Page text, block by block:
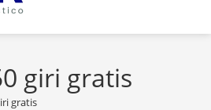
giri gratis
gratis